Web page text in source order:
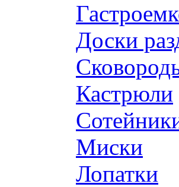
Доски
Кастрюли
Миски
Лопатки